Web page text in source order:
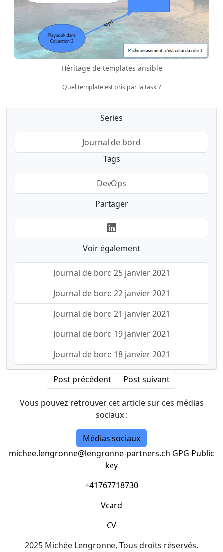
Héritage de templates ansible
Quel template est pris par la task ?
Series
Journal de bord
Tags
DevOps
Partager
Voir également
Journal de bord 25 janvier 2021
Journal de bord 22 janvier 2021
Journal de bord 21 janvier 2021
Journal de bord 19 janvier 2021
Journal de bord 18 janvier 2021
Post précédent Post suivant
Vous pouvez retrouver cet article sur ces médias
sociaux :
Médias sociaux
michee.lengronne@lengronne-partners.ch GPG Public
key
+41767718730
Vcard
CV
2025 Michée Lengronne, Tous droits réservés.